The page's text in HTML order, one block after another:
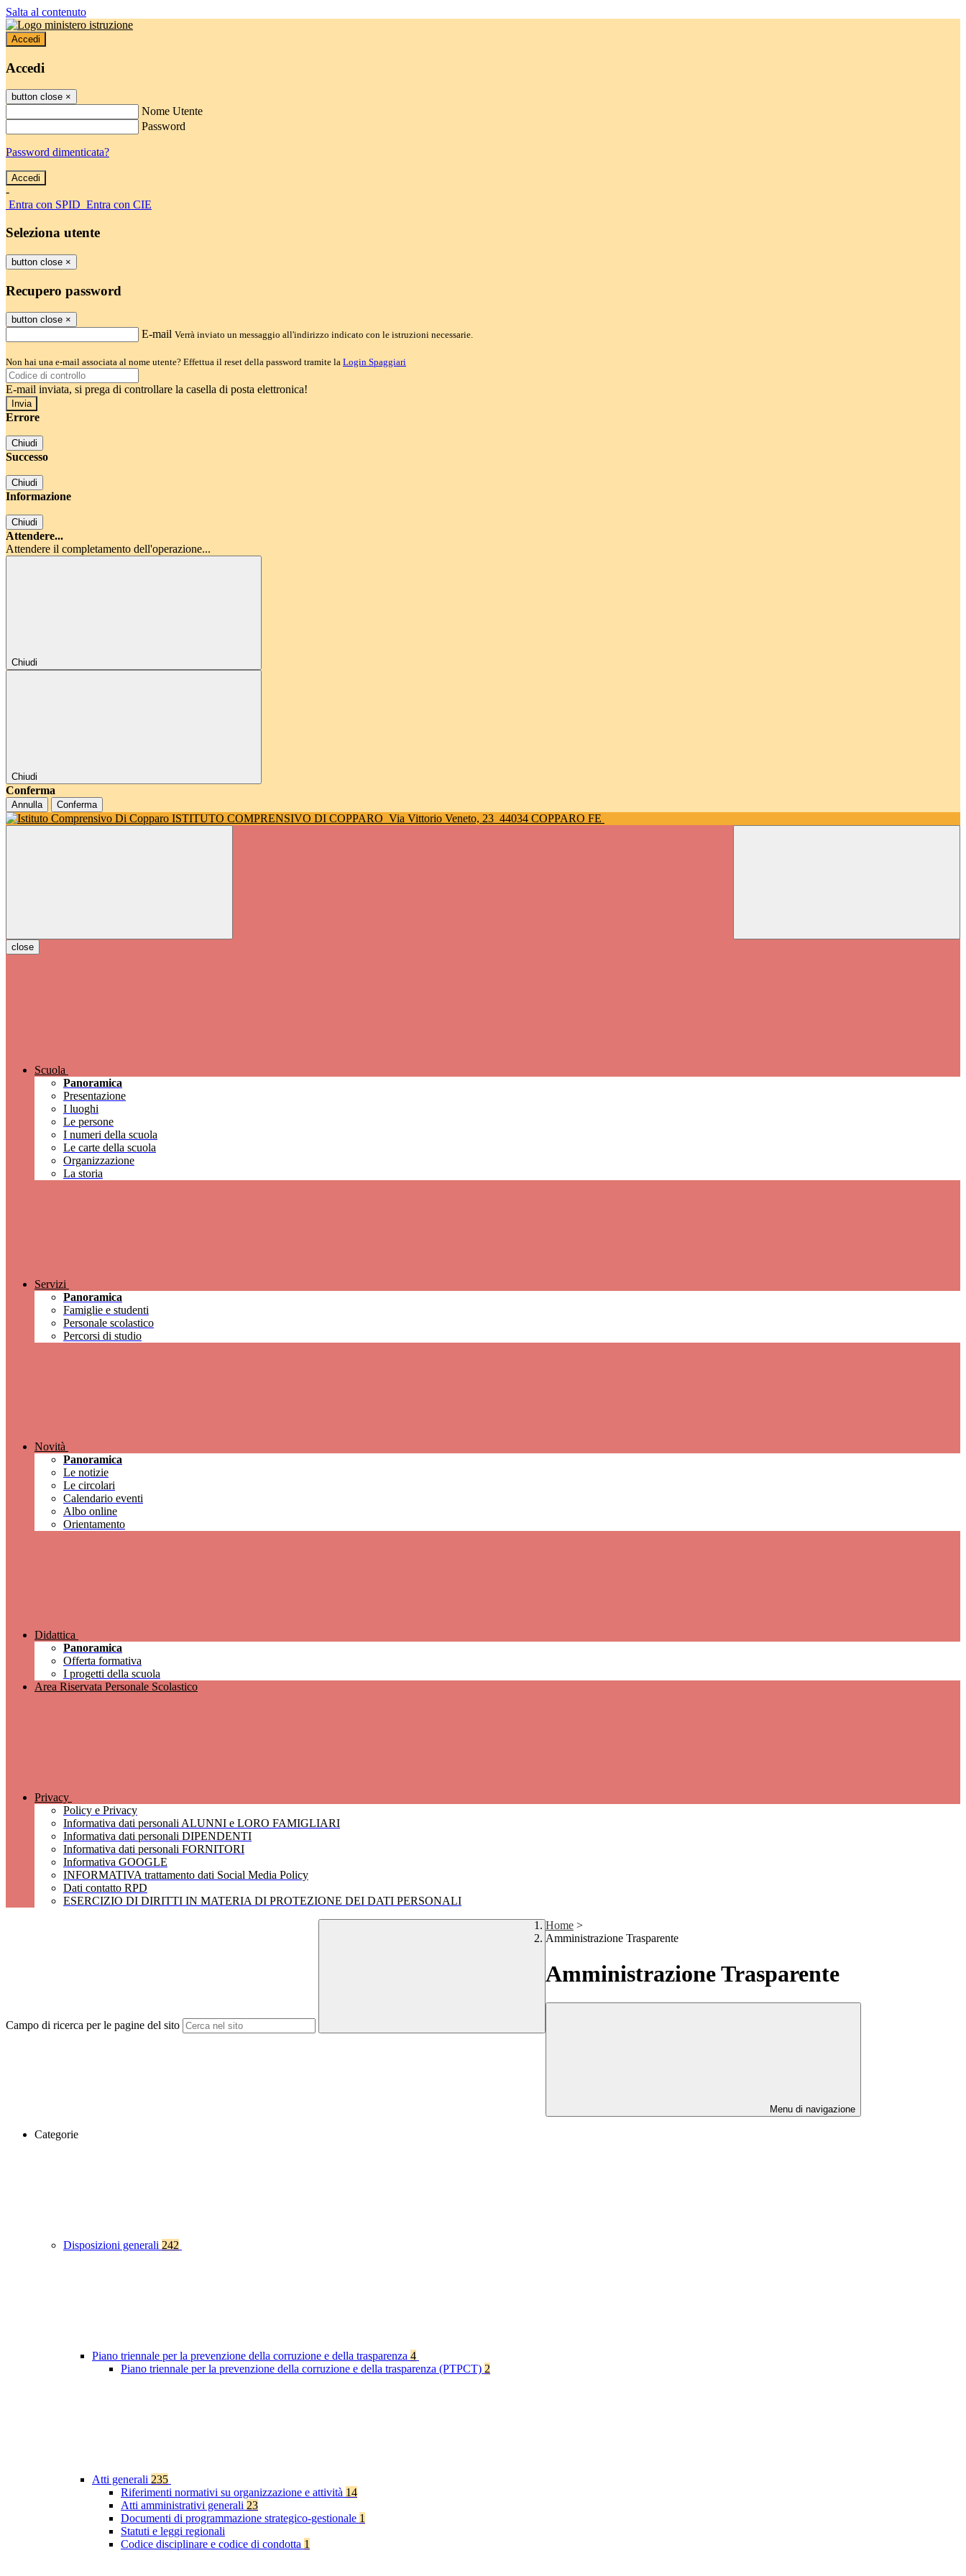
Salta al contenuto
Accedi
Accedi
button close ×
Nome Utente
Password
Password dimenticata?
-
Entra con SPID Entra con CIE
Seleziona utente
button close ×
Recupero password
button close ×
E-mail Verrà inviato un messaggio all'indirizzo indicato con le istruzioni necessarie.
Non hai una e-mail associata al nome utente? Effettua il reset della password tramite la Login Spaggiari
E-mail inviata, si prega di controllare la casella di posta elettronica!
Errore
Chiudi
Successo
Chiudi
Informazione
Chiudi
Attendere...
Attendere il completamento dell'operazione...
Chiudi
Chiudi
Conferma
Annulla Conferma
ISTITUTO COMPRENSIVO DI COPPARO Via Vittorio Veneto, 23 44034 COPPARO FE
close
Scuola
Panoramica
Presentazione
I luoghi
Le persone
I numeri della scuola
Le carte della scuola
Organizzazione
La storia
Servizi
Panoramica
Famiglie e studenti
Personale scolastico
Percorsi di studio
Novità
Panoramica
Le notizie
Le circolari
Calendario eventi
Albo online
Orientamento
Didattica
Panoramica
Offerta formativa
I progetti della scuola
Area Riservata Personale Scolastico
Privacy
Policy e Privacy
Informativa dati personali ALUNNI e LORO FAMIGLIARI
Informativa dati personali DIPENDENTI
Informativa dati personali FORNITORI
Informativa GOOGLE
INFORMATIVA trattamento dati Social Media Policy
Dati contatto RPD
ESERCIZIO DI DIRITTI IN MATERIA DI PROTEZIONE DEI DATI PERSONALI
Campo di ricerca per le pagine del sito
Home >
Amministrazione Trasparente
Amministrazione Trasparente
Menu di navigazione
Categorie
Disposizioni generali 242
Piano triennale per la prevenzione della corruzione e della trasparenza 4
Piano triennale per la prevenzione della corruzione e della trasparenza (PTPCT) 2
Atti generali 235
Riferimenti normativi su organizzazione e attività 14
Atti amministrativi generali 23
Documenti di programmazione strategico-gestionale 1
Statuti e leggi regionali
Codice disciplinare e codice di condotta 1